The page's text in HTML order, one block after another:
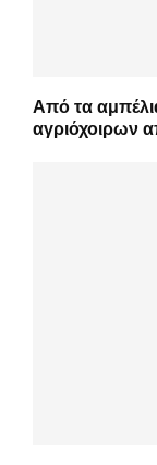
Από τα
αγριόχοιρων